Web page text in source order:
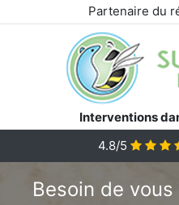
Partenaire du
Interventions
4.8/5
Besoin de